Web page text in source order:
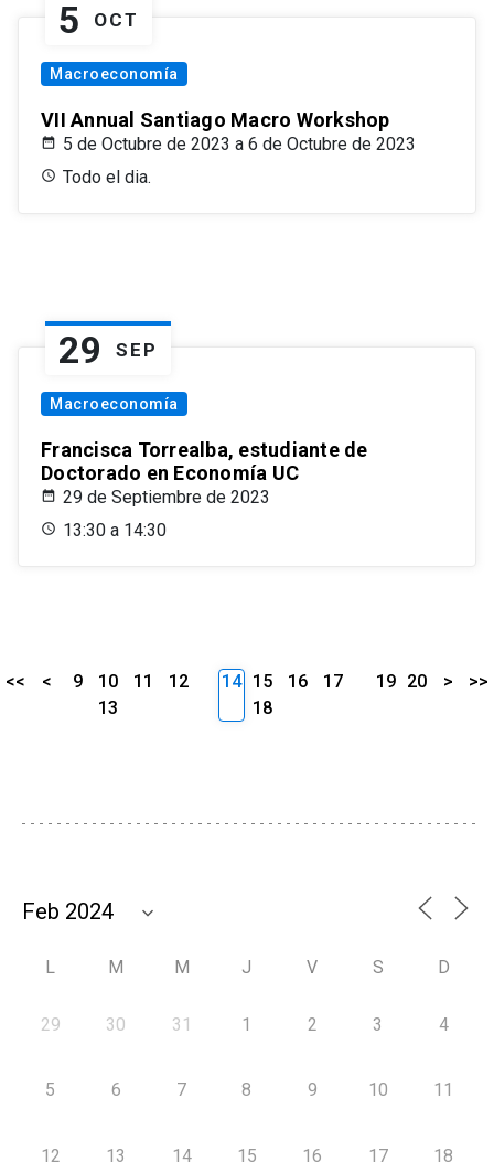
5 OCT
Macroeconomía
VII Annual Santiago Macro Workshop
5 de Octubre de 2023 a 6 de Octubre de 2023
Todo el dia.
29 SEP
Macroeconomía
Francisca Torrealba, estudiante de
Doctorado en Economía UC
29 de Septiembre de 2023
13:30 a 14:30
<< < 9 10 11
12
13
14 15 16
17
18
19 20 > >>
L M M J V S D
29 30 31 1 2 3 4
5 6 7 8 9 10 11
12 13 14 15 16 17 18